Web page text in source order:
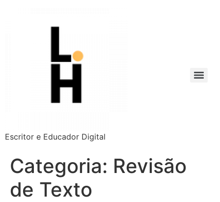
Escritor e Educador Digital
Categoria: Revisão
de Texto